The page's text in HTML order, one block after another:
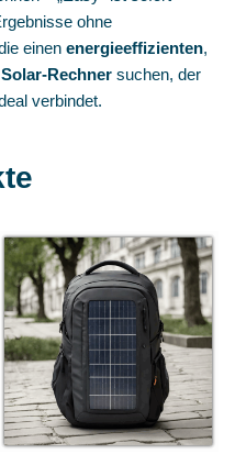
ohne
einen energieeffizienten,
suchen, der
verbindet.